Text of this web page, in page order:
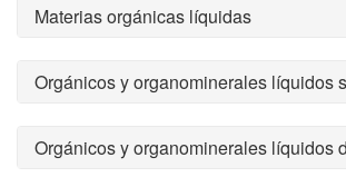
Materias orgánicas líquidas
Orgánicos y organominerales líquidos
Orgánicos y organominerales líquidos